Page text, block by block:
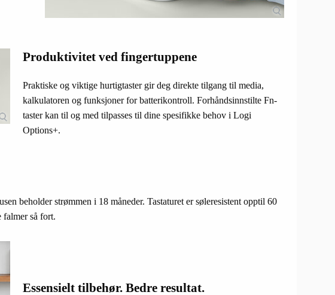
Produktivitet ved fingertuppene
Praktiske og viktige hurtigtaster gir deg direkte tilgang til media,
kalkulatoren og funksjoner for batterikontroll. Forhåndsinnstilte Fn-
taster kan til og med tilpasses til dine spesifikke behov i Logi
Options+.
beholder strømmen i 18 måneder. Tastaturet er søleresistent opptil 60
falmer så fort.
Essensielt tilbehør. Bedre resultat.